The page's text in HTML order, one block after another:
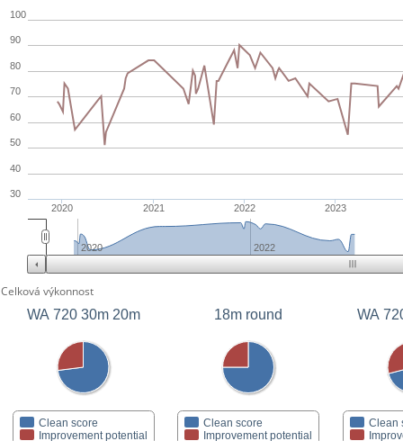
2020 2021 2022 2023
30
40
50
60
70
80
90
100
2020 2022
Celková výkonnost
WA 720 30m 20m
Clean score
Improvement potential
18m round
Clean score
Improvement potential
WA
Clean